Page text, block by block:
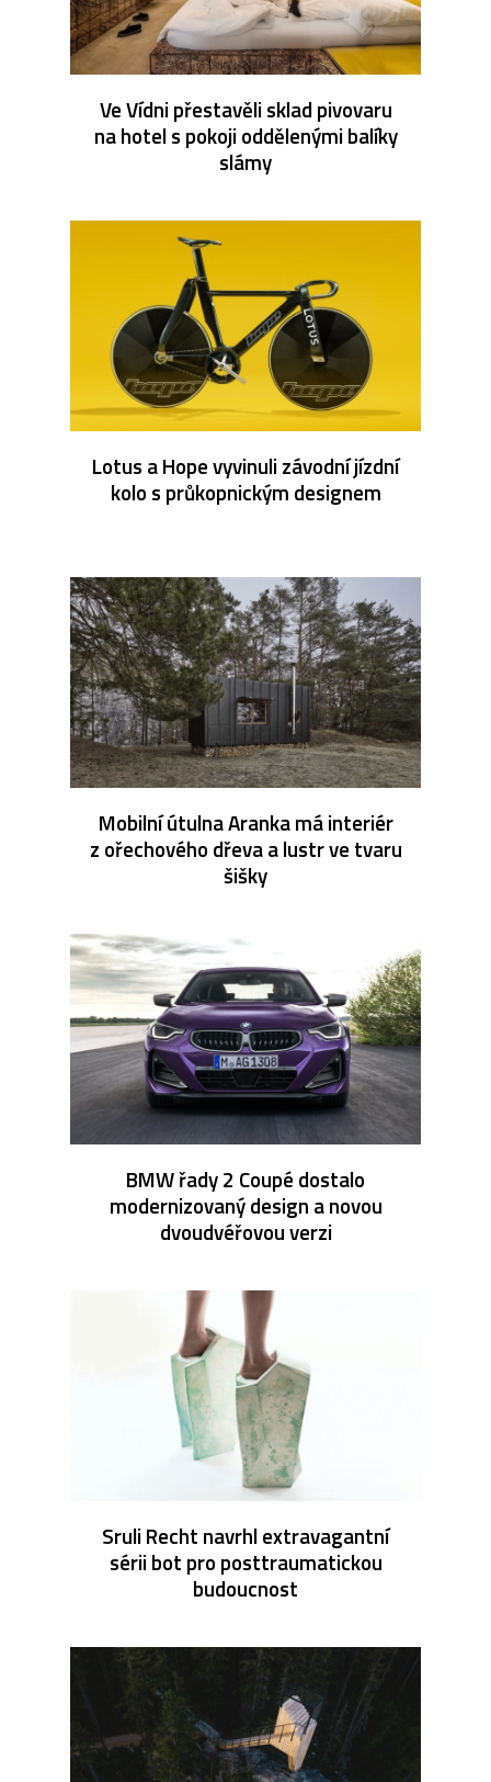
Ve Vídni přestavěli sklad pivovaru
na hotel s pokoji oddělenými balíky
slámy
Lotus a Hope vyvinuli závodní jízdní
kolo s průkopnickým designem
Mobilní útulna Aranka má interiér
z ořechového dřeva a lustr ve tvaru
šišky
BMW řady 2 Coupé dostalo
modernizovaný design a novou
dvoudvéřovou verzi
Sruli Recht navrhl extravagantní
sérii bot pro posttraumatickou
budoucnost